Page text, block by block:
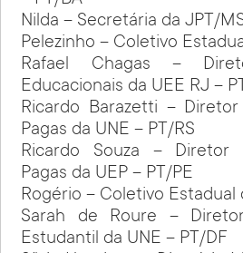
Nilda – Secretária da JPT/
Pelezinho – Coletivo
Rafael Chagas –
Educacionais da UEE RJ –
Ricardo Barazetti –
Pagas da UNE – PT/RS
Ricardo Souza – Diretor
Pagas da UEP – PT/PE
Rogério – Coletivo Estadual
Sarah de Roure –
Estudantil da UNE – PT/DF